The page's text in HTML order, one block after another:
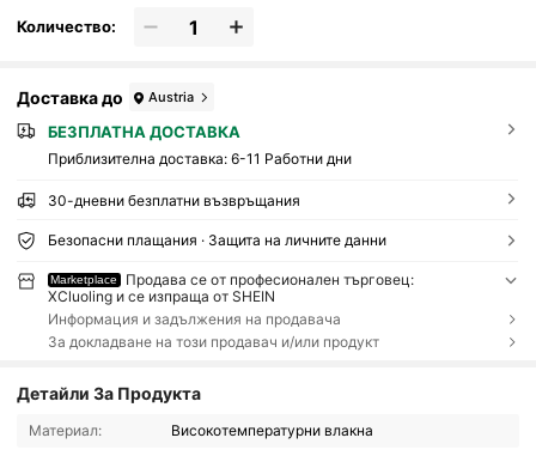
Количество:
Доставка до Austria
БЕЗПЛАТНА ДОСТАВКА
Приблизителна доставка: 6-11 Работни дни
30-дневни безплатни възвръщания
Безопасни плащания · Защита на личните данни
Marketplace
Продава се от професионален търговец:
XCluoling и се изпраща от SHEIN
Информация и задължения на продавача
За докладване на този продавач и/или продукт
Детайли За Продукта
Материал: Високотемпературни влакна